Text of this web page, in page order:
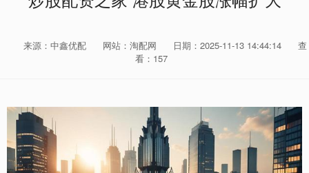
来源：中鑫优配 网站：淘配网 日期：2025-11-13 14:44:14
查
看：157